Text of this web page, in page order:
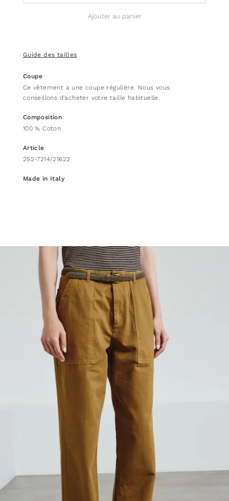
Ajouter au panier
Guide des tailles
Coupe
Ce vêtement a une coupe régulière. Nous vous
conseillons d'acheter votre taille habituelle.
Composition
100 % Coton
Article
252-7214/21622
Made in Italy